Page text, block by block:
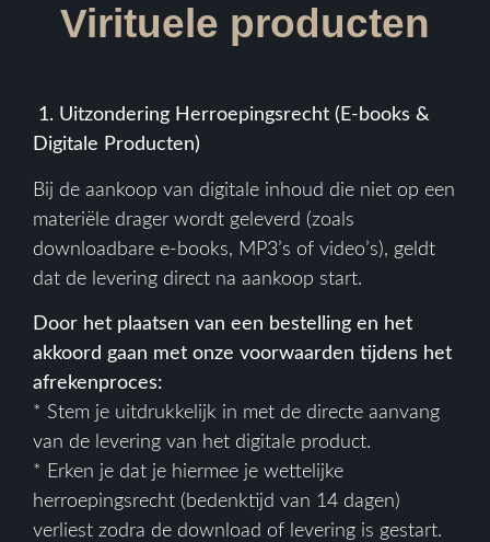
Virituele producten
1. Uitzondering Herroepingsrecht (E-books &
Digitale Producten)
Bij de aankoop van digitale inhoud die niet op een
materiële drager wordt geleverd (zoals
downloadbare e-books, MP3’s of video’s), geldt
dat de levering direct na aankoop start.
Door het plaatsen van een bestelling en het
akkoord gaan met onze voorwaarden tijdens het
afrekenproces:
* Stem je uitdrukkelijk in met de directe aanvang
van de levering van het digitale product.
* Erken je dat je hiermee je wettelijke
herroepingsrecht (bedenktijd van 14 dagen)
verliest zodra de download of levering is gestart.